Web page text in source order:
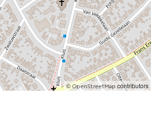
©OpenStreetMapcontributors